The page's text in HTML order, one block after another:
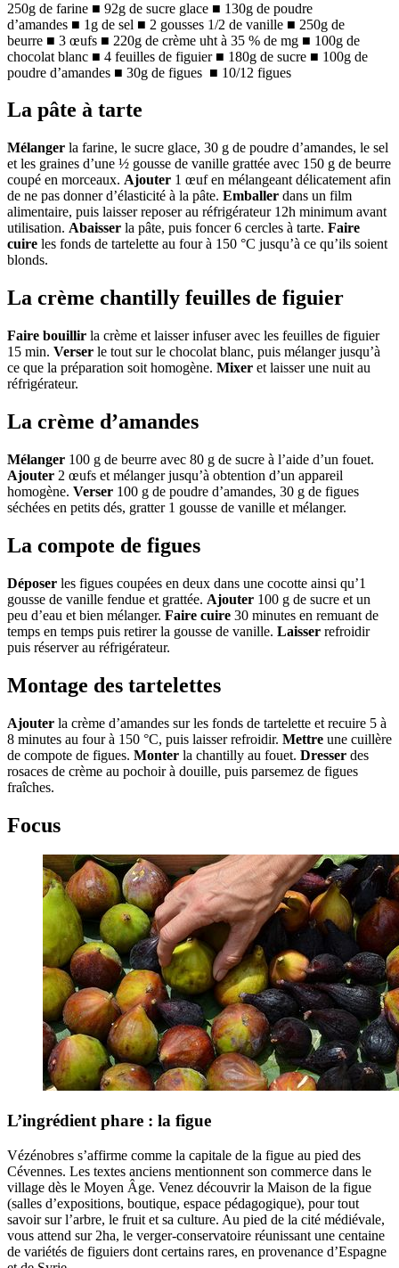
250g de farine ■ 92g de sucre glace ■ 130g de poudre
d’amandes ■ 1g de sel ■ 2 gousses 1/2 de vanille ■ 250g de
beurre ■ 3 œufs ■ 220g de crème uht à 35 % de mg ■ 100g de
chocolat blanc ■ 4 feuilles de figuier ■ 180g de sucre ■ 100g de
poudre d’amandes ■ 30g de figues ■ 10/12 figues
La pâte à tarte
Mélanger la farine, le sucre glace, 30 g de poudre d’amandes, le sel
et les graines d’une ½ gousse de vanille grattée avec 150 g de beurre
coupé en morceaux. Ajouter 1 œuf en mélangeant délicatement afin
de ne pas donner d’élasticité à la pâte. Emballer dans un film
alimentaire, puis laisser reposer au réfrigérateur 12h minimum avant
utilisation. Abaisser la pâte, puis foncer 6 cercles à tarte. Faire
cuire les fonds de tartelette au four à 150 °C jusqu’à ce qu’ils soient
blonds.
La crème chantilly feuilles de figuier
Faire bouillir la crème et laisser infuser avec les feuilles de figuier
15 min. Verser le tout sur le chocolat blanc, puis mélanger jusqu’à
ce que la préparation soit homogène. Mixer et laisser une nuit au
réfrigérateur.
La crème d’amandes
Mélanger 100 g de beurre avec 80 g de sucre à l’aide d’un fouet.
Ajouter 2 œufs et mélanger jusqu’à obtention d’un appareil
homogène. Verser 100 g de poudre d’amandes, 30 g de figues
séchées en petits dés, gratter 1 gousse de vanille et mélanger.
La compote de figues
Déposer les figues coupées en deux dans une cocotte ainsi qu’1
gousse de vanille fendue et grattée. Ajouter 100 g de sucre et un
peu d’eau et bien mélanger. Faire cuire 30 minutes en remuant de
temps en temps puis retirer la gousse de vanille. Laisser refroidir
puis réserver au réfrigérateur.
Montage des tartelettes
Ajouter la crème d’amandes sur les fonds de tartelette et recuire 5 à
8 minutes au four à 150 °C, puis laisser refroidir. Mettre une cuillère
de compote de figues. Monter la chantilly au fouet. Dresser des
rosaces de crème au pochoir à douille, puis parsemez de figues
fraîches.
Focus
L’ingrédient phare : la figue
Vézénobres s’affirme comme la capitale de la figue au pied des
Cévennes. Les textes anciens mentionnent son commerce dans le
village dès le Moyen Âge. Venez découvrir la Maison de la figue
(salles d’expositions, boutique, espace pédagogique), pour tout
savoir sur l’arbre, le fruit et sa culture. Au pied de la cité médiévale,
vous attend sur 2ha, le verger-conservatoire réunissant une centaine
de variétés de figuiers dont certains rares, en provenance d’Espagne